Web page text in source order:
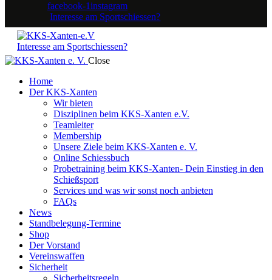
facebook-1instagram
Interesse am Sportschiessen?
Interesse am Sportschiessen?
Close
Home
Der KKS-Xanten
Wir bieten
Disziplinen beim KKS-Xanten e.V.
Teamleiter
Membership
Unsere Ziele beim KKS-Xanten e. V.
Online Schiessbuch
Probetraining beim KKS-Xanten- Dein Einstieg in den
Schießsport
Services und was wir sonst noch anbieten
FAQs
News
Standbelegung-Termine
Shop
Der Vorstand
Vereinswaffen
Sicherheit
Sicherheitsregeln